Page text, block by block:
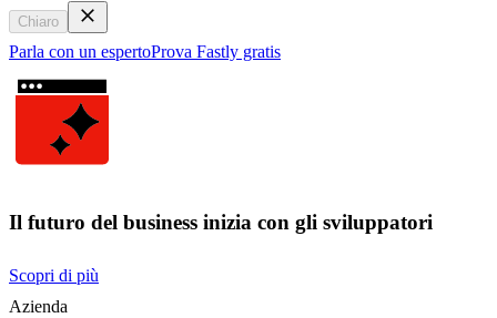
Chiaro
Parla con un espertoProva Fastly gratis
Il futuro del business inizia con gli sviluppatori
Scopri di più
Azienda